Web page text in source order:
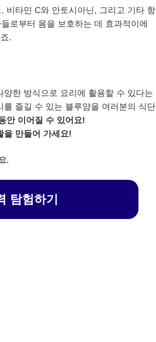
비타민 C와 안토시아닌, 그리고 기타 항
로부터 몸을 보호하는 데 효과적이에
.
한 방식으로 요리에 활용할 수 있다는
즐길 수 있는 블루얌을 여러분의 식단
안 이어질 수 있어요!
을 만들어 가세요!
.
탐험하기